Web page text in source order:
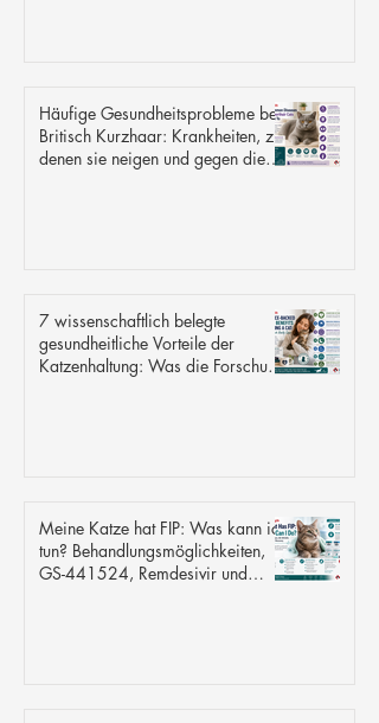
Häufige Gesundheitsprobleme bei
Britisch Kurzhaar: Krankheiten, zu
denen sie neigen und gegen die
7 wissenschaftlich belegte
gesundheitliche Vorteile der
Katzenhaltung: Was die Forschung
Meine Katze hat FIP: Was kann ich
tun? Behandlungsmöglichkeiten,
GS-441524, Remdesivir und